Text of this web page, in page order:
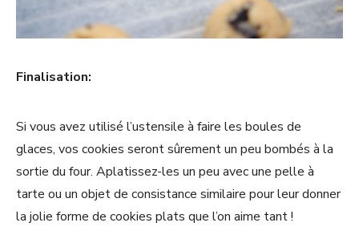
Finalisation:
Si vous avez utilisé l’ustensile à faire les boules de
glaces, vos cookies seront sûrement un peu bombés à la
sortie du four. Aplatissez-les un peu avec une pelle à
tarte ou un objet de consistance similaire pour leur donner
la jolie forme de cookies plats que l’on aime tant !